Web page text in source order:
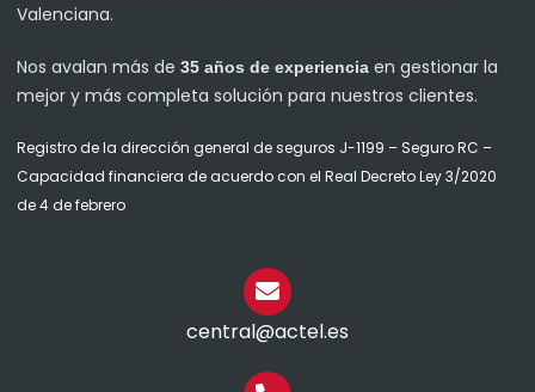
Valenciana.
Nos avalan más de 35 años de experiencia en gestionar la
mejor y más completa solución para nuestros clientes.
Registro de la dirección general de seguros J-1199 – Seguro RC –
Capacidad financiera de acuerdo con el Real Decreto Ley 3/2020
de 4 de febrero
central@actel.es